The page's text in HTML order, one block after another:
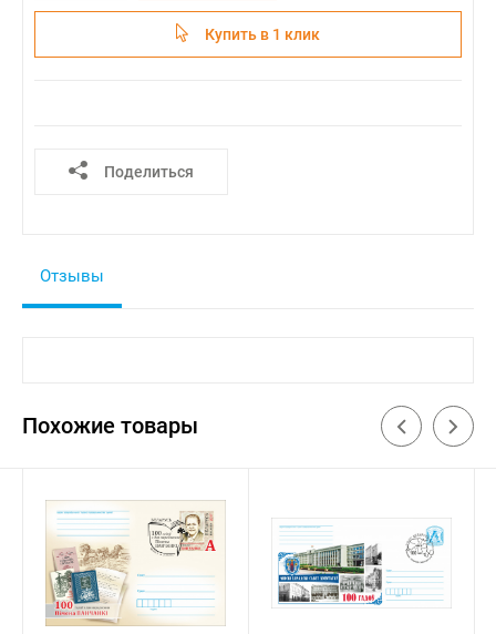
Купить в 1 клик
Поделиться
Отзывы
Похожие товары